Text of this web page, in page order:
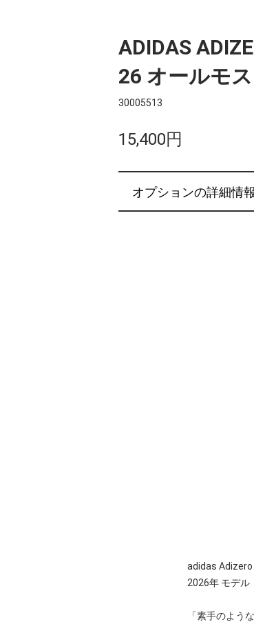
ADIDAS
26 オールモ
30005513
15,400円
オプションの詳細情報
adidas Adizero
2026年 モデル
「素手のよう